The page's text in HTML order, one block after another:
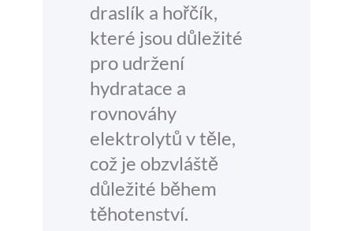
draslík a hořčík,
které jsou důležité
pro udržení
hydratace a
rovnováhy
elektrolytů v těle,
což je obzvláště
důležité během
těhotenství.